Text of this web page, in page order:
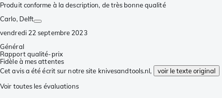
Produit conforme à la description, de très bonne qualité
Carlo, Delft
vendredi 22 septembre 2023
Général
Rapport qualité-prix
Fidèle à mes attentes
Cet avis a été écrit sur notre site knivesandtools.nl,
voir le texte original
Voir toutes les évaluations